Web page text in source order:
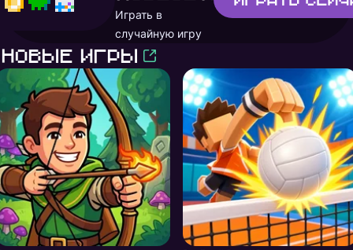
Играть в
случайную игру
Новые игры